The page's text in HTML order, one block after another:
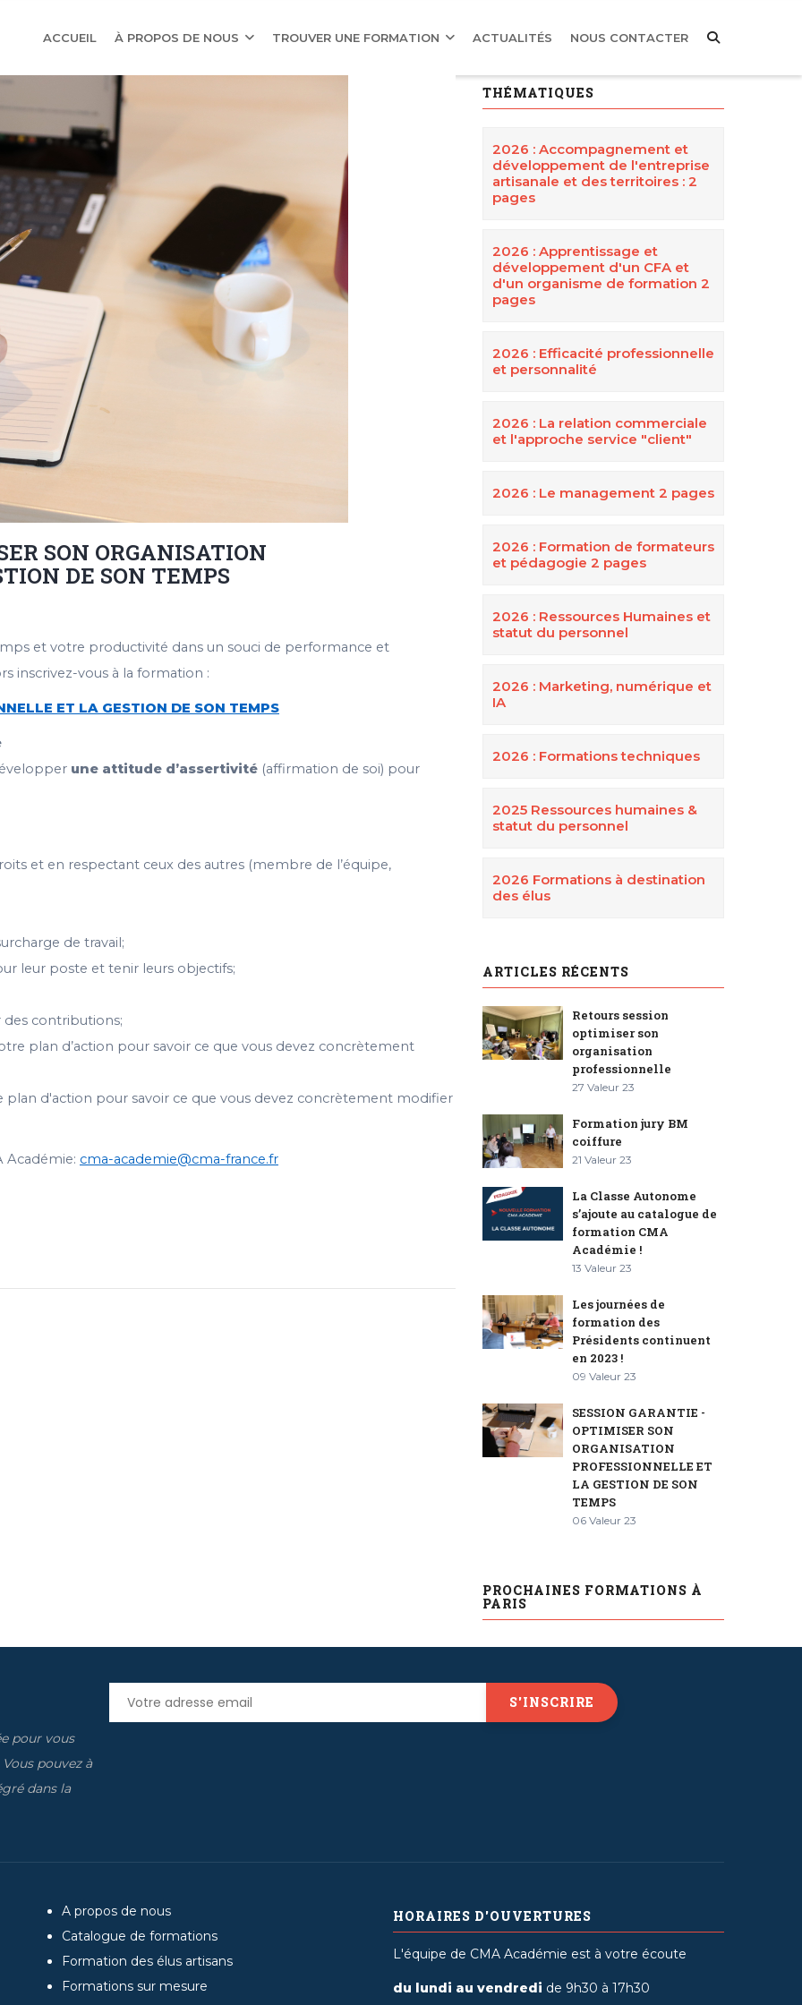
ACCUEIL À PROPOS DE NOUS TROUVER UNE FORMATION ACTUALITÉS NOUS CONTACTER
SON ORGANISATION
DE SON TEMPS
et votre productivité dans un souci de performance et
inscrivez-vous à la formation :
ET LA GESTION DE SON TEMPS
une attitude d’assertivité (affirmation de soi) pour
et en respectant ceux des autres (membre de l’équipe,
de travail;
leur poste et tenir leurs objectifs;
des contributions;
plan d’action pour savoir ce que vous devez concrètement
plan d'action pour savoir ce que vous devez concrètement modifier
Académie: cma-academie@cma-france.fr
THÉMATIQUES
2026 : Accompagnement et
développement de l'entreprise
artisanale et des territoires : 2
pages
2026 : Apprentissage et
développement d'un CFA et
d'un organisme de formation 2
pages
2026 : Efficacité professionnelle
et personnalité
2026 : La relation commerciale
et l'approche service "client"
2026 : Le management 2 pages
2026 : Formation de formateurs
et pédagogie 2 pages
2026 : Ressources Humaines et
statut du personnel
2026 : Marketing, numérique et
IA
2026 : Formations techniques
2025 Ressources humaines &
statut du personnel
2026 Formations à destination
des élus
ARTICLES RÉCENTS
Retours session
optimiser son
organisation
professionnelle
27 Valeur 23
Formation jury BM
coiffure
21 Valeur 23
La Classe Autonome
s’ajoute au catalogue de
formation CMA
Académie !
13 Valeur 23
Les journées de
formation des
Présidents continuent
en 2023 !
09 Valeur 23
SESSION GARANTIE -
OPTIMISER SON
ORGANISATION
PROFESSIONNELLE ET
LA GESTION DE SON
TEMPS
06 Valeur 23
PROCHAINES FORMATIONS À
PARIS
pour vous
pouvez à
dans la
A propos de nous
Catalogue de formations
Formation des élus artisans
Formations sur mesure
HORAIRES D'OUVERTURES
L'équipe de CMA Académie est à votre écoute
du lundi au vendredi de 9h30 à 17h30